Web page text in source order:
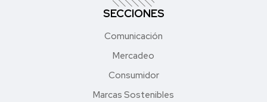
SECCIONES
Comunicación
Mercadeo
Consumidor
Marcas Sostenibles